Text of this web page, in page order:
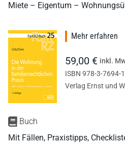
Miete – Eigentum –
Buch
Mit Fällen, Praxistipps,
Mehr erfahren
59,00 € inkl.
ISBN 978-3-7694-
Verlag Ernst und